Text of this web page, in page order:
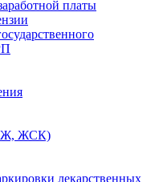
платы
ЖСК)
лекарственных